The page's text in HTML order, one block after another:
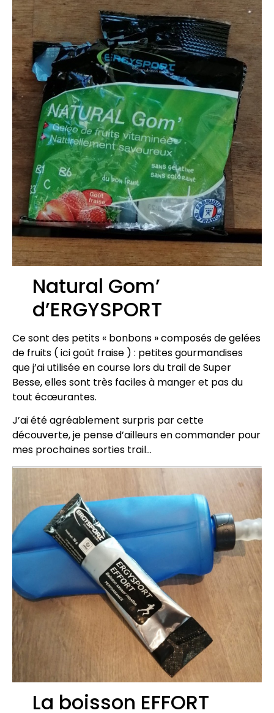
Natural Gom’
d’ERGYSPORT
Ce sont des petits « bonbons » composés de gelées
de fruits ( ici goût fraise ) : petites gourmandises
que j’ai utilisée en course lors du trail de Super
Besse, elles sont très faciles à manger et pas du
tout écœurantes.
J’ai été agréablement surpris par cette
découverte, je pense d’ailleurs en commander pour
mes prochaines sorties trail…
La boisson EFFORT